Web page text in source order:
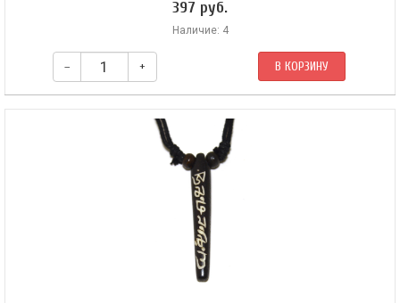
397 руб.
Наличие: 4
– + В КОРЗИНУ